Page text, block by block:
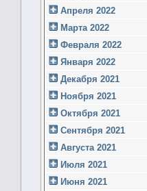
Апреля 2022
Марта 2022
Февраля 2022
Января 2022
Декабря 2021
Ноября 2021
Октября 2021
Сентября 2021
Августа 2021
Июля 2021
Июня 2021